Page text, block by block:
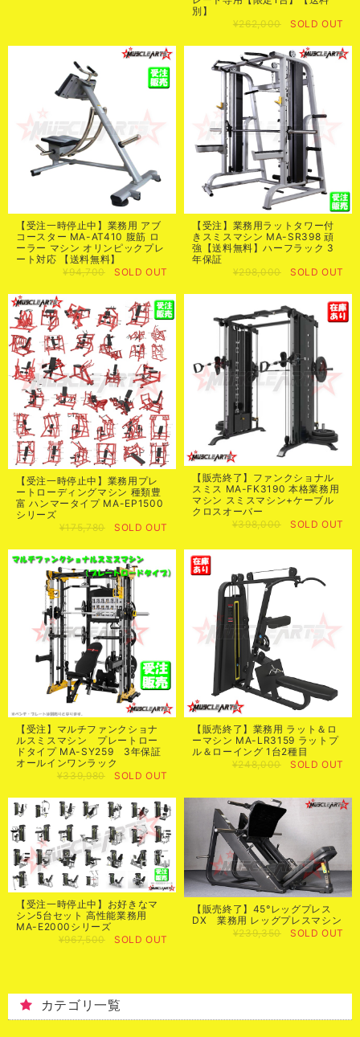
別】
¥262,000
SOLD OUT
【受注一時停止中】業務用 アブ
コースター MA-AT410 腹筋 ロ
ーラー マシン オリンピックプレ
ート対応 【送料無料】
¥94,700
SOLD OUT
【受注】業務用ラットタワー付
きスミスマシン MA-SR398 頑
強【送料無料】ハーフラック 3
年保証
¥298,000
SOLD OUT
【受注一時停止中】業務用プレ
ートローディングマシン 種類豊
富 ハンマータイプ MA-EP1500
シリーズ
¥175,780
SOLD OUT
【販売終了】ファンクショナル
スミス MA-FK3190 本格業務用
マシン スミスマシン+ケーブル
クロスオーバー
¥398,000
SOLD OUT
【受注】マルチファンクショナ
ルスミスマシン プレートロー
ドタイプ MA-SY259 3年保証
オールインワンラック
¥339,980
SOLD OUT
【販売終了】業務用 ラット＆ロ
ーマシン MA-LR3159 ラットプ
ル＆ローイング 1台2種目
¥248,000
SOLD OUT
【受注一時停止中】お好きなマ
シン5台セット 高性能業務用
MA-E2000シリーズ
¥967,500
SOLD OUT
【販売終了】45°レッグプレス
DX 業務用 レッグプレスマシン
¥239,350
SOLD OUT
カテゴリ一覧